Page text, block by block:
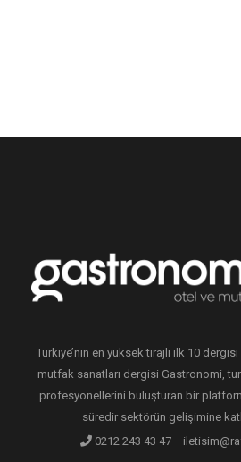
Türkiye’nin en yüksek tirajlı ilk 10
mutfak sanatları dergisi Gastronomi,
profesyonellerini buluşturan bir platform
süredir sektörün gelişimine
0212 243 43 47